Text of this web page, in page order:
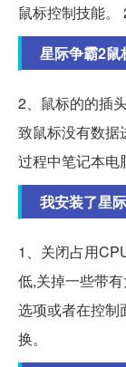
鼠标控制技能。
星际争霸2鼠
2、鼠标的的插
致鼠标没有数据
过程中笔记本电
我安装了星
1、关闭占用
低,关掉一些带
选项或者在控制
换。